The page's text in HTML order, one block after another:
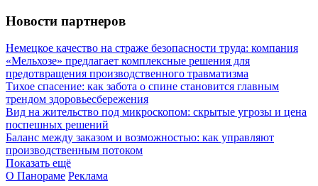
Новости партнеров
Немецкое качество на страже безопасности труда: компания
«Мельхозе» предлагает комплексные решения для
предотвращения производственного травматизма
Тихое спасение: как забота о спине становится главным
трендом здоровьесбережения
Вид на жительство под микроскопом: скрытые угрозы и цена
поспешных решений
Баланс между заказом и возможностью: как управляют
производственным потоком
Показать ещё
О Панораме Реклама